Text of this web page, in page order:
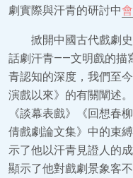
劇實際與汗青的研討中
掀開中國古代戲劇
話劇汗青——文明戲的描
青認知的深度，我們至
演戲以來》的有關闡述
《談幕表戲》《回想春
倩戲劇論文集》中的束
示了他以汗青見證人的
顯示了他對戲劇景象客